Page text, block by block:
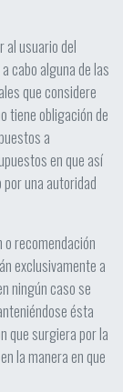
al usuario del
cabo alguna de las
que considere
tiene obligación de
a
en que así
una autoridad
recomendación
exclusivamente a
ningún caso se
ésta
que surgiera por la
la manera en que